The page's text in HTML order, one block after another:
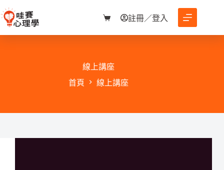
至
購
物
註冊／登入
線上講座
首頁
線上講座